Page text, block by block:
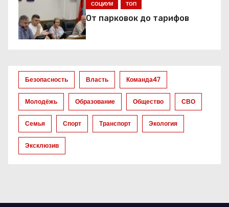
п
о
а
п
СОЦИУМ ТОП
От парковок до тарифов
Безопасность Власть Команда47
Молодёжь Образование Общество СВО
Семья Спорт Транспорт Экология
Эксклюзив